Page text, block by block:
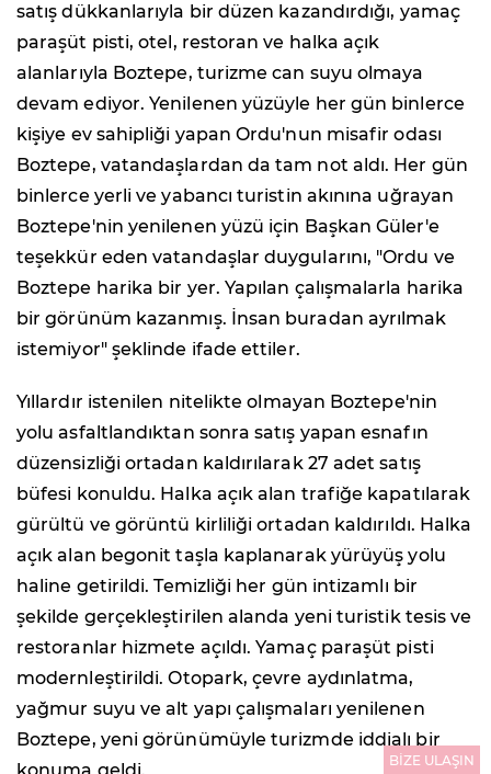
satış dükkanlarıyla bir düzen kazandırdığı, yamaç
paraşüt pisti, otel, restoran ve halka açık
alanlarıyla Boztepe, turizme can suyu olmaya
devam ediyor. Yenilenen yüzüyle her gün binlerce
kişiye ev sahipliği yapan Ordu'nun misafir odası
Boztepe, vatandaşlardan da tam not aldı. Her gün
binlerce yerli ve yabancı turistin akınına uğrayan
Boztepe'nin yenilenen yüzü için Başkan Güler'e
teşekkür eden vatandaşlar duygularını, "Ordu ve
Boztepe harika bir yer. Yapılan çalışmalarla harika
bir görünüm kazanmış. İnsan buradan ayrılmak
istemiyor" şeklinde ifade ettiler.
Yıllardır istenilen nitelikte olmayan Boztepe'nin
yolu asfaltlandıktan sonra satış yapan esnafın
düzensizliği ortadan kaldırılarak 27 adet satış
büfesi konuldu. Halka açık alan trafiğe kapatılarak
gürültü ve görüntü kirliliği ortadan kaldırıldı. Halka
açık alan begonit taşla kaplanarak yürüyüş yolu
haline getirildi. Temizliği her gün intizamlı bir
şekilde gerçekleştirilen alanda yeni turistik tesis ve
restoranlar hizmete açıldı. Yamaç paraşüt pisti
modernleştirildi. Otopark, çevre aydınlatma,
yağmur suyu ve alt yapı çalışmaları yenilenen
Boztepe, yeni görünümüyle turizmde iddialı bir
BİZE ULAŞIN